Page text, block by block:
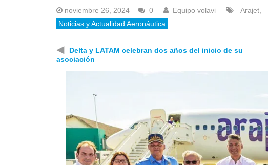
noviembre 26, 2024 0 Equipo volavi Arajet
Noticias y Actualidad Aeronáutica
◀
Delta y LATAM celebran dos años del inicio de su
asociación